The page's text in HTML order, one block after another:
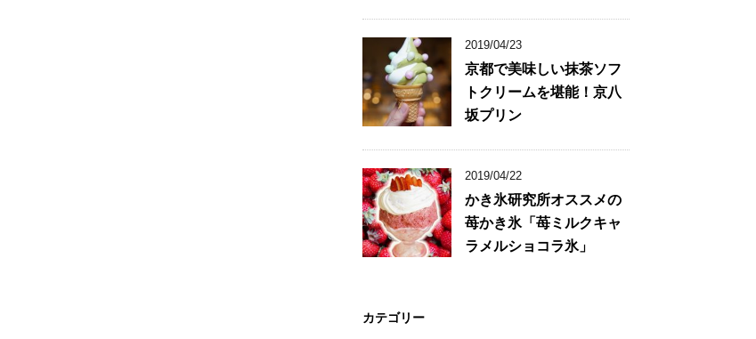
2019/04/23
京都で美味しい抹茶ソフ
トクリームを堪能！京八
坂プリン
2019/04/22
かき氷研究所オススメの
苺かき氷「苺ミルクキャ
ラメルショコラ氷」
カテゴリー